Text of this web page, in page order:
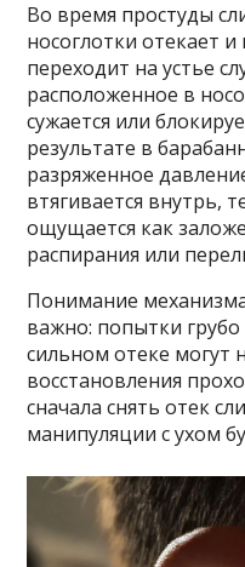
Во время простуды
носоглотки отекает и
переходит на устье
расположенное в
сужается или
результате в
разряженное
втягивается внутрь,
ощущается как
распирания или
Понимание
важно: попытки
сильном отеке могут
восстановления
сначала снять отек
манипуляции с ухом